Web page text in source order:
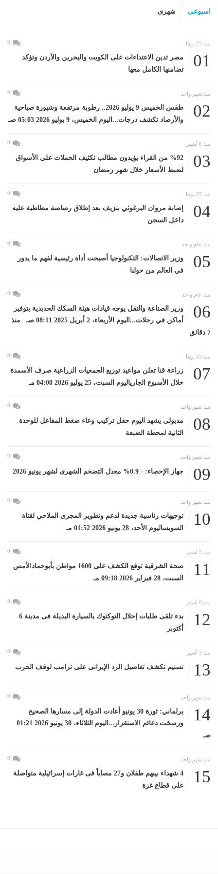
اسبوعى شهرى
منذ 25 يومًا 0
01
مصر تدين الاعتداءات على الكويت والبحرين والأردن وتؤكد
تضامنها الكامل معها
منذ شهر واحد 0
02
طقس الخميس 9 يوليو 2026.. رطوبة مرتفعة وشبورة صباحية
والأرصاد تكشف درجات...اليوم الخميس، 9 يوليو 2026 05:03 صـ
منذ 6 أشهر 0
03
%92 من القراء يؤيدون مطالب تكثيف الحملات على الأسواق
لضبط الأسعار خلال شهر رمضان
منذ 27 يومًا 0
04
إصابة مروان البرغوثي بنزيف بعد إطلاق رصاصة مطاطية عليه
داخل السجن
منذ عام واحد 0
05
وزير الاتصالات: التكنولوجيا أصبحت أداة رئيسية لفهم ما يدور
في العالم من حولنا
منذ عام واحد 0
06
وزير الصناعة والنقل يوجه قيادات هيئة السكك الحديدية بتوفير
أماكن في رحلات...اليوم الأربعاء، 2 أبريل 2025 08:11 صـ منذ
7 دقائق
منذ 15 يومًا 0
07
زراعة قنا تعلن مواعيد توزيع الجمعيات الزراعية صرف الأسمدة
خلال الأسبوع الجارياليوم السبت، 25 يوليو 2026 04:00 مـ
منذ شهر واحد 0
08
مدبولى يشهد اليوم حفل تركيب وعاء ضغط المفاعل للوحدة
الثانية لمحطة الضبعة
منذ شهر واحد 0
09 جهاز الإحصاء: - 0.9% معدل التضخم الشهرى لشهر يونيو 2026
منذ شهر واحد 0
10
توجيهات رئاسية جديدة لدعم وتطوير المجرى الملاحي لقناة
السويساليوم الأحد، 28 يونيو 2026 01:52 مـ
منذ 5 أشهر 0
11
صحة الشرقية توقع الكشف على 1600 مواطن بأبوحمادالأمس
السبت، 28 فبراير 2026 09:18 مـ
منذ 8 أشهر 0
12
بدء تلقى طلبات إحلال التوكتوك بالسيارة البديلة فى مدينة 6
أكتوبر
منذ 3 أشهر 0
13 تسنيم تكشف تفاصيل الرد الإيرانى على ترامب لوقف الحرب
منذ شهر واحد 0
14
برلماني: ثورة 30 يونيو أعادت الدولة إلى مسارها الصحيح
ورسخت دعائم الاستقرار...اليوم الثلاثاء، 30 يونيو 2026 01:21
صـ
منذ شهر واحد 0
15
4 شهداء بينهم طفلان و27 مصاباً فى غارات إسرائيلية متواصلة
على قطاع غزة